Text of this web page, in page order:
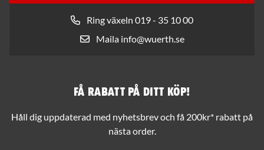
Ring växeln 019 - 35 10 00
Maila info@wuerth.se
Få rabatt på ditt köp!
Håll dig uppdaterad med nyhetsbrev och få 200kr* rabatt på
nästa order.